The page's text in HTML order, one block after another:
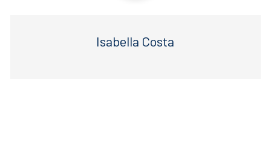
Isabella Costa